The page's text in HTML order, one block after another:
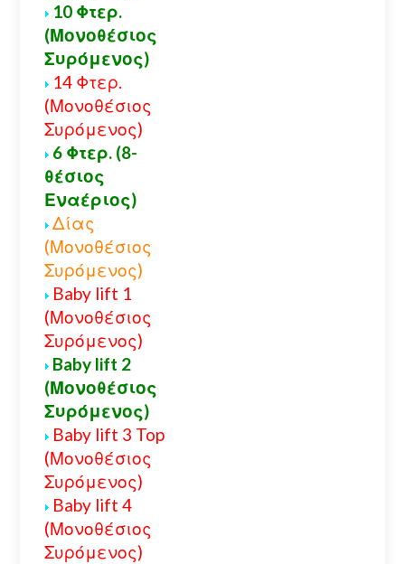
10 Φτερ.
(Μονοθέσιος
Συρόμενος)
14 Φτερ.
(Μονοθέσιος
Συρόμενος)
6 Φτερ. (8-
θέσιος
Εναέριος)
Δίας
(Μονοθέσιος
Συρόμενος)
Baby lift 1
(Μονοθέσιος
Συρόμενος)
Baby lift 2
(Μονοθέσιος
Συρόμενος)
Baby lift 3 Top
(Μονοθέσιος
Συρόμενος)
Baby lift 4
(Μονοθέσιος
Συρόμενος)